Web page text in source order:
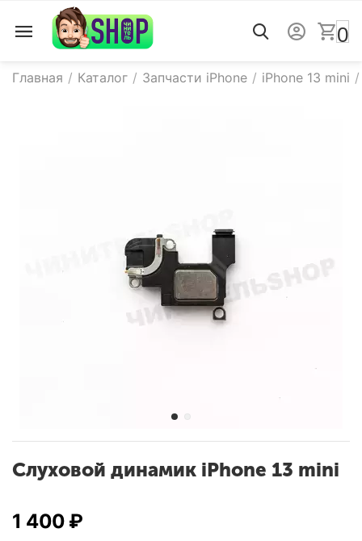
0
Главная / Каталог / Запчасти iPhone / iPhone 13 mini /
Слуховой динамик iPhone 13 mini
1 400 ₽